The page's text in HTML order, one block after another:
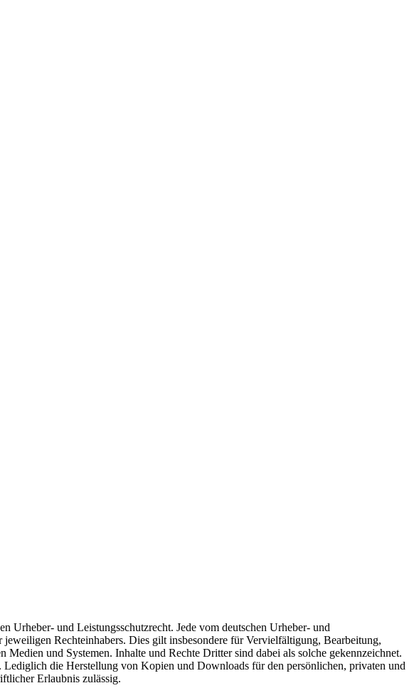
Urheber- und Leistungsschutzrecht. Jede vom deutschen Urheber- und
Rechteinhabers. Dies gilt insbesondere für Vervielfältigung, Bearbeitung,
und Systemen. Inhalte und Rechte Dritter sind dabei als solche gekennzeichnet.
die Herstellung von Kopien und Downloads für den persönlichen, privaten und
Erlaubnis zulässig.